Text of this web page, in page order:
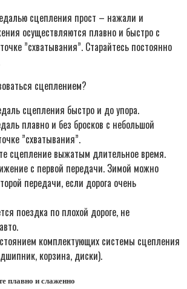
сцепления прост – нажали и
осуществляются плавно и быстро с
”схватывания”. Старайтесь постоянно
сцеплением?
сцепления быстро и до упора.
плавно и без бросков с небольшой
”схватывания”.
сцепление выжатым длительное время.
с первой передачи. Зимой можно
передачи, если дорога очень
поездка по плохой дороге, не
комплектующих системы сцепления
корзина, диски).
плавно и слаженно